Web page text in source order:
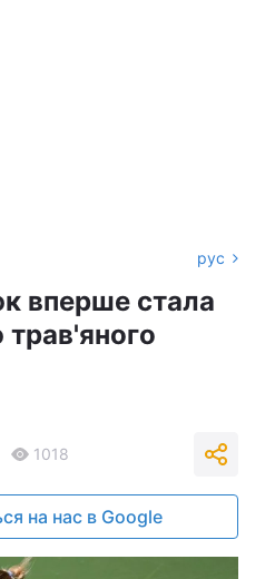
рус
вперше стала
1018
на нас в Google